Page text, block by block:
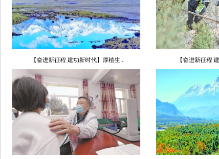
【奋进新征程 建功新时代】厚植生... 【奋进新征程